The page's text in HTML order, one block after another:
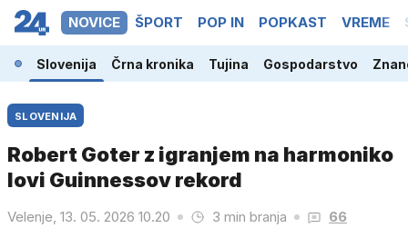
NOVICE ŠPORT POP IN POPKAST VREME
Slovenija Črna kronika Tujina Gospodarstvo
SLOVENIJA
Robert Goter z igranjem na harmoniko
lovi Guinnessov rekord
Velenje, 13. 05. 2026 10.20 3 min branja 66